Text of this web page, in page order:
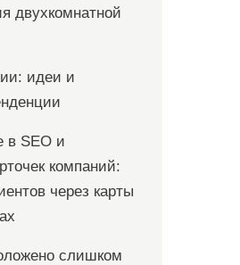
двухкомнатной
идеи и
в SEO и
компаний:
через карты
слишком